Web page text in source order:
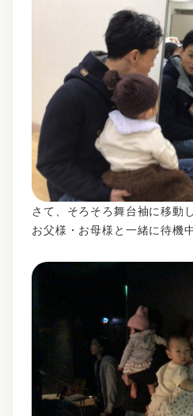
さて、そろそろ舞台袖に移動
お父様・お母様と一緒に待機